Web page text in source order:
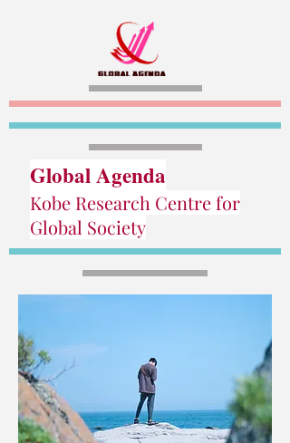
Global Agenda
Kobe Research Centre for
Global Society